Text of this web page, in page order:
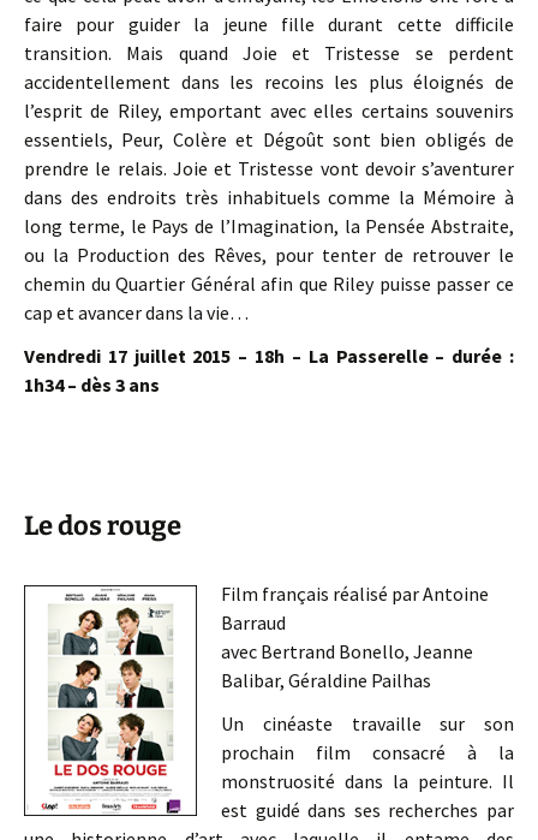
faire pour guider la jeune fille durant cette difficile
transition. Mais quand Joie et Tristesse se perdent
accidentellement dans les recoins les plus éloignés de
l’esprit de Riley, emportant avec elles certains souvenirs
essentiels, Peur, Colère et Dégoût sont bien obligés de
prendre le relais. Joie et Tristesse vont devoir s’aventurer
dans des endroits très inhabituels comme la Mémoire à
long terme, le Pays de l’Imagination, la Pensée Abstraite,
ou la Production des Rêves, pour tenter de retrouver le
chemin du Quartier Général afin que Riley puisse passer ce
cap et avancer dans la vie…
Vendredi 17 juillet 2015 – 18h – La Passerelle – durée :
1h34 – dès 3 ans
Le dos rouge
Film français réalisé par Antoine
Barraud
avec Bertrand Bonello, Jeanne
Balibar, Géraldine Pailhas
Un cinéaste travaille sur son
prochain film consacré à la
monstruosité dans la peinture. Il
est guidé dans ses recherches par